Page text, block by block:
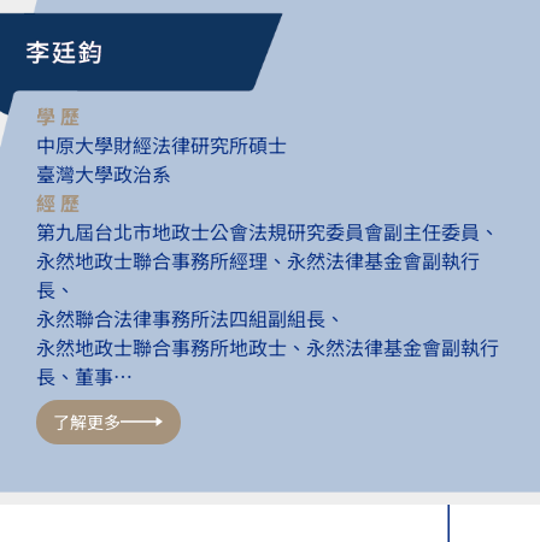
學 歷
中原大學財經法律研究所碩士
臺灣大學政治系
經 歷
第九屆台北市地政士公會法規研究委員會副主任委員、
永然地政士聯合事務所經理、永然法律基金會副執行
長、
永然聯合法律事務所法四組副組長、
永然地政士聯合事務所地政士、永然法律基金會副執行
長、董事…
了解更多